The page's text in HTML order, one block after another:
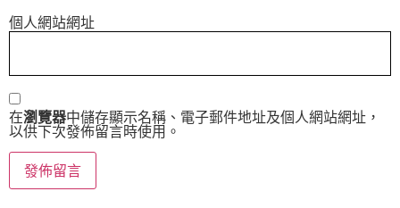
個人網站網址
在瀏覽器中儲存顯示名稱、電子郵件地址及個人網站網址，
以供下次發佈留言時使用。